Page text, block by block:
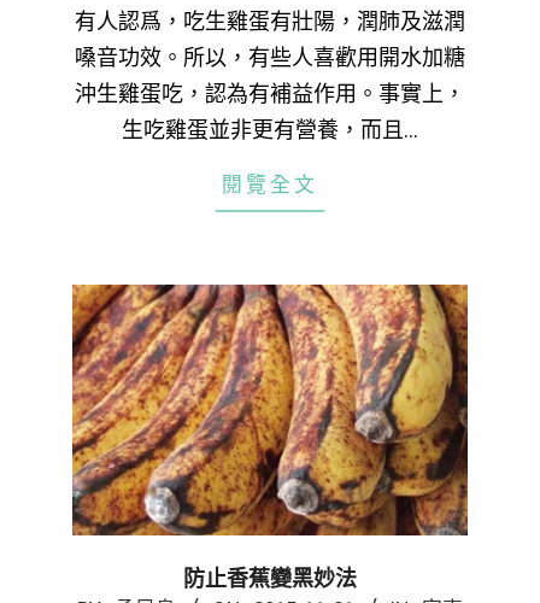
26
有人認爲，吃生雞蛋有壯陽，潤肺及滋潤
嗓音功效。所以，有些人喜歡用開水加糖
沖生雞蛋吃，認為有補益作用。事實上，
生吃雞蛋並非更有營養，而且…
閱覽全文
防止香蕉變黑妙法